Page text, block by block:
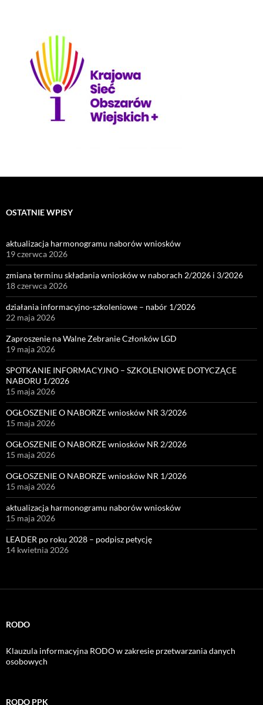
OSTATNIE WPISY
aktualizacja harmonogramu naborów wniosków
19 czerwca 2026
zmiana terminu składania wniosków w naborach 2/2026 i 3/2026
18 czerwca 2026
działania informacyjno-szkoleniowe – nabór 1/2026
22 maja 2026
Zaproszenie na Walne Zebranie Członków LGD
19 maja 2026
SPOTKANIE INFORMACYJNO – SZKOLENIOWE DOTYCZĄCE
NABORU 1/2026
15 maja 2026
OGŁOSZENIE O NABORZE wniosków NR 3/2026
15 maja 2026
OGŁOSZENIE O NABORZE wniosków NR 2/2026
15 maja 2026
OGŁOSZENIE O NABORZE wniosków NR 1/2026
15 maja 2026
aktualizacja harmonogramu naborów wniosków
15 maja 2026
LEADER po roku 2028 – podpisz petycję
14 kwietnia 2026
RODO
Klauzula informacyjna RODO w zakresie przetwarzania danych
osobowych
RODO PPK